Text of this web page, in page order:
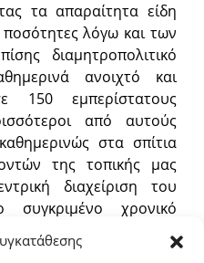
τα απαραίτητα είδη
λόγω και των
διαμητροπολιτικό
ανοιχτό και
150 εμπερίστατους
από αυτούς
στα σπίτια
της τοπικής μας
διαχείριση του
συγκριμένο χρονικό
τακτικά και έκτακτα
ενοικίων και